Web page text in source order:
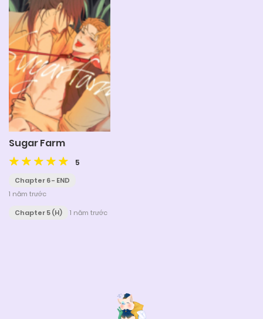
Sugar Farm
5
Chapter 6 - END
1 năm trước
Chapter 5 (H)
1 năm trước